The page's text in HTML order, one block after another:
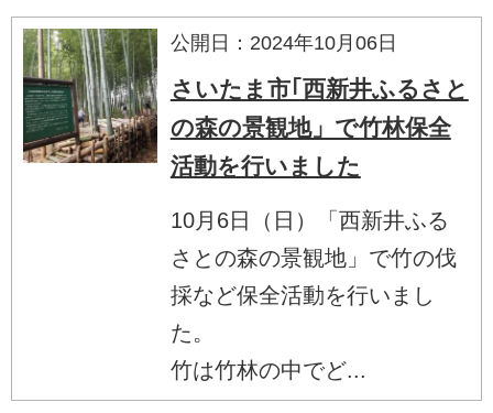
公開日：2024年10月06日
さいたま市｢西新井ふるさと
の森の景観地」で竹林保全
活動を行いました
10月6日（日）「西新井ふる
さとの森の景観地」で竹の伐
採など保全活動を行いまし
た。
竹は竹林の中でど...